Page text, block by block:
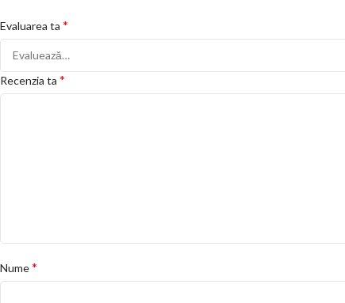
Evaluarea ta *
Recenzia ta *
Nume*